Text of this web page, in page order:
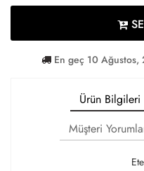
En geç 10 Ağustos,
Ürün Bilgileri
Müşteri